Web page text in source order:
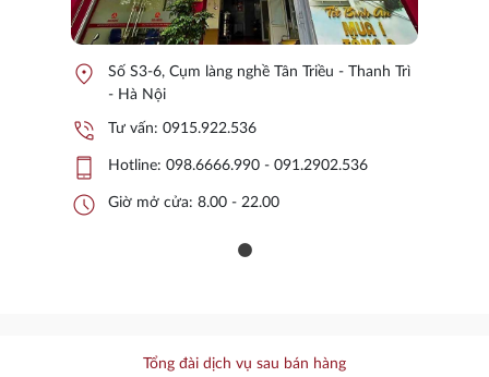
location_on
Số S3-6, Cụm làng nghề Tân Triều - Thanh Trì
- Hà Nội
phone_in_talk Tư vấn: 0915.922.536
phone_iphone Hotline: 098.6666.990 - 091.2902.536
schedule Giờ mở cửa: 8.00 - 22.00
Tổng đài dịch vụ sau bán hàng